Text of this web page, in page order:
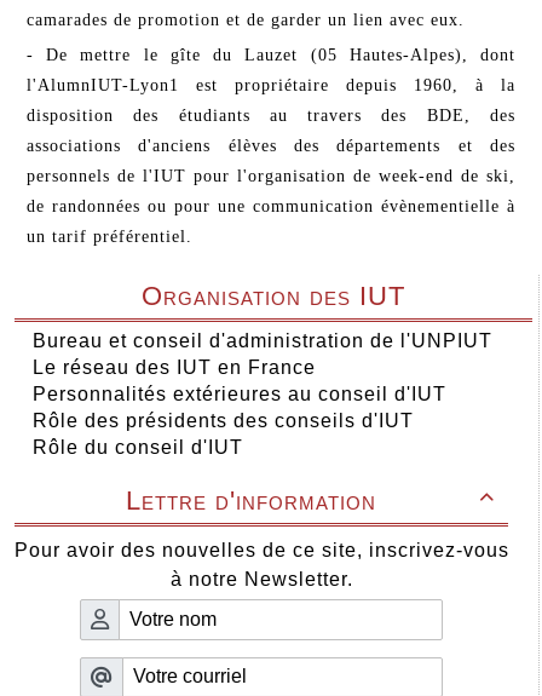
Organisation des IUT
Bureau et conseil d'administration de l'UNPIUT
Le réseau des IUT en France
Personnalités extérieures au conseil d'IUT
Rôle des présidents des conseils d'IUT
Rôle du conseil d'IUT

Lettre d'information
Pour avoir des nouvelles de ce site, inscrivez-vous
à notre Newsletter.
camarades de promotion et de garder un lien avec eux.
- De mettre le gîte du Lauzet (05 Hautes-Alpes), dont
l'AlumnIUT-Lyon1 est propriétaire depuis 1960, à la
disposition des étudiants au travers des BDE, des
associations d'anciens élèves des départements et des
personnels de l'IUT pour l'organisation de week-end de ski,
de randonnées ou pour une communication évènementielle à
un tarif préférentiel.